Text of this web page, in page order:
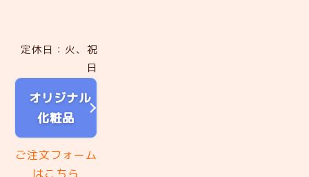
定休日：火、祝
日
オリジナル
化粧品
ご注文フォーム
はこちら